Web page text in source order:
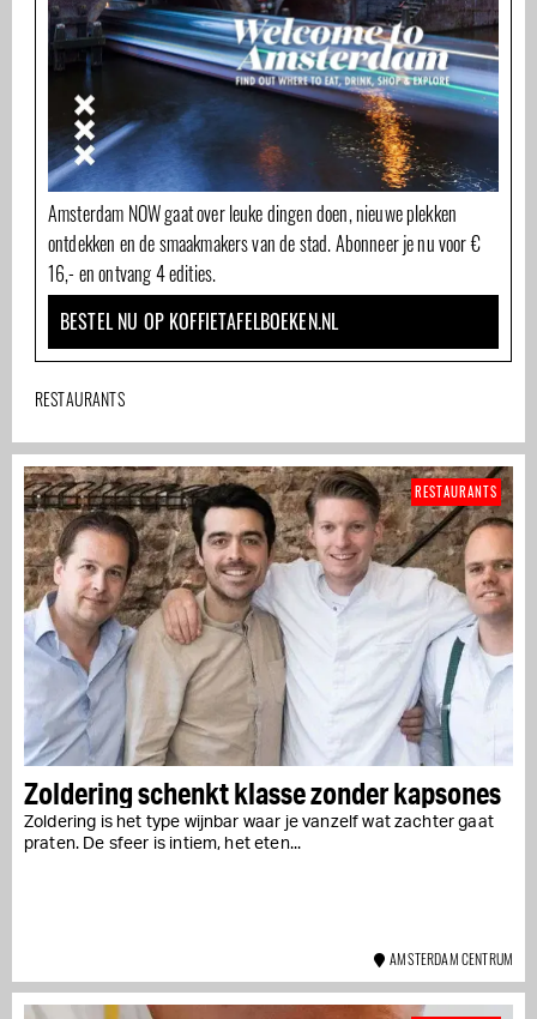
Amsterdam NOW gaat over leuke dingen doen, nieuwe plekken
ontdekken en de smaakmakers van de stad. Abonneer je nu voor €
16,- en ontvang 4 edities.
BESTEL NU OP KOFFIETAFELBOEKEN.NL
RESTAURANTS
Zoldering schenkt klasse zonder kapsones
Zoldering is het type wijnbar waar je vanzelf wat zachter gaat
praten. De sfeer is intiem, het eten...
RESTAURANTS
AMSTERDAM CENTRUM